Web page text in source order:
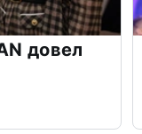
довел